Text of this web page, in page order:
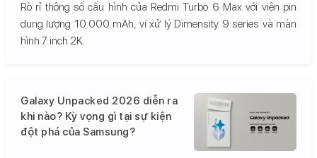
Rò rỉ thông số cấu hình của Redmi Turbo 6 Max với viên pin
dung lượng 10.000 mAh, vi xử lý Dimensity 9 series và màn
hình 7 inch 2K.
Galaxy Unpacked 2026 diễn ra
khi nào? Kỳ vọng gì tại sự kiện
đột phá của Samsung?